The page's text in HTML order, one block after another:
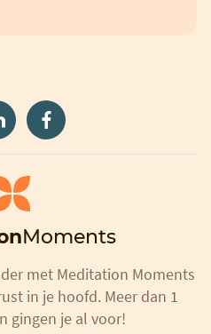
Moments
met Meditation Moments
in je hoofd. Meer dan 1
gingen je al voor!